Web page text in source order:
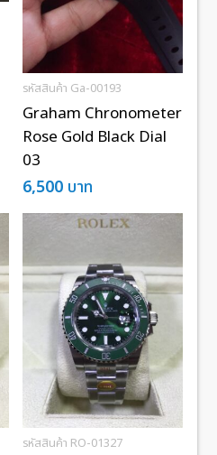
รหัสสินค้า Ga-00193
Graham Chronometer
Rose Gold Black Dial
03
6,500 บาท
รหัสสินค้า RO-01327